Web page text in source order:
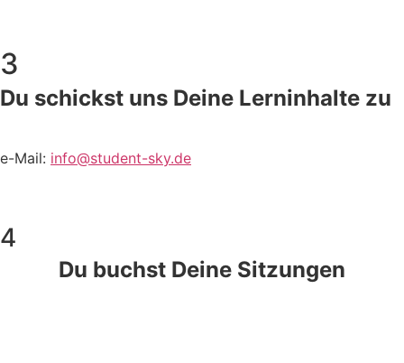
3
Du schickst uns Deine Lerninhalte zu
e-Mail: info@student-sky.de
4
Du buchst Deine Sitzungen